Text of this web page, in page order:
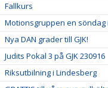
Fallkurs
Motionsgruppen en
Nya DAN grader till GJK!
Judits Pokal 3 på GJK 230916
Riksutbilning i Lindesberg